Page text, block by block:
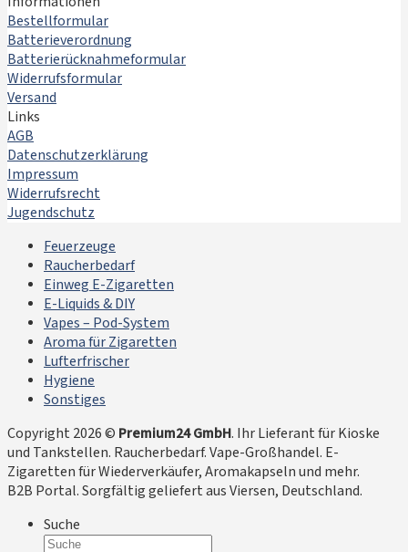
Bestellformular
Batterieverordnung
Batterierücknahmeformular
Widerrufsformular
Versand
Links
AGB
Datenschutzerklärung
Impressum
Widerrufsrecht
Jugendschutz
Feuerzeuge
Raucherbedarf
Einweg E-Zigaretten
E-Liquids & DIY
Vapes – Pod-System
Aroma für Zigaretten
Lufterfrischer
Hygiene
Sonstiges
Copyright 2026 © Premium24 GmbH. Ihr Lieferant für Kioske
und Tankstellen. Raucherbedarf. Vape-Großhandel. E-
Zigaretten für Wiederverkäufer, Aromakapseln und mehr.
B2B Portal. Sorgfältig geliefert aus Viersen, Deutschland.
Suche